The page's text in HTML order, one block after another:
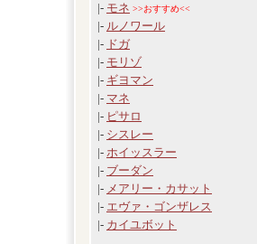
|- モネ >>おすすめ<<
|- ルノワール
|- ドガ
|- モリゾ
|- ギヨマン
|- マネ
|- ピサロ
|- シスレー
|- ホイッスラー
|- ブーダン
|- メアリー・カサット
|- エヴァ・ゴンザレス
|- カイユボット